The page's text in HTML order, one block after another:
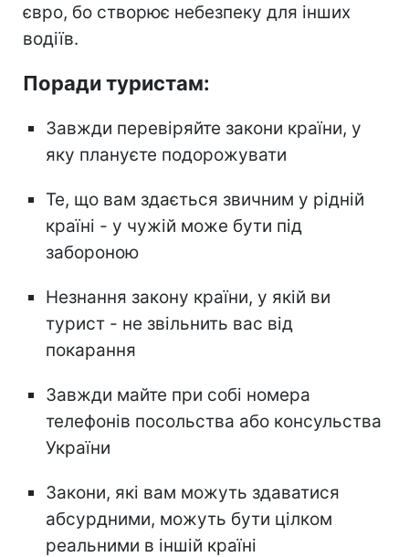
євро, бо створює небезпеку для інших
водіїв.
Поради туристам:
Завжди перевіряйте закони країни, у
яку плануєте подорожувати
Те, що вам здається звичним у рідній
країні - у чужій може бути під
забороною
Незнання закону країни, у якій ви
турист - не звільнить вас від
покарання
Завжди майте при собі номера
телефонів посольства або консульства
України
Закони, які вам можуть здаватися
абсурдними, можуть бути цілком
реальними в іншій країні